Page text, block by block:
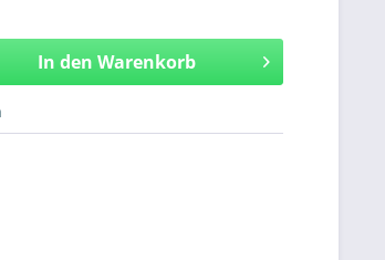
In den Warenkorb